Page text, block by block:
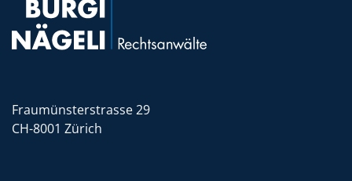
Fraumünsterstrasse 29
CH-8001 Zürich